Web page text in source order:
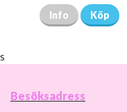
Info Köp
s
Besöksadress